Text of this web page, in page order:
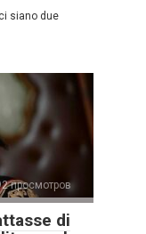
siano due
просмотров
di